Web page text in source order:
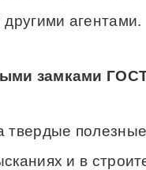
агентами.
замками
твердые
и в